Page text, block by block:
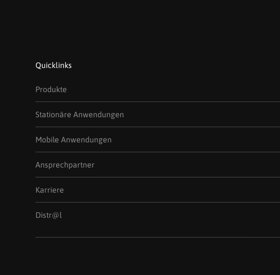
Quicklinks
Produkte
Stationäre Anwendungen
Mobile Anwendungen
Ansprechpartner
Karriere
Distr@l